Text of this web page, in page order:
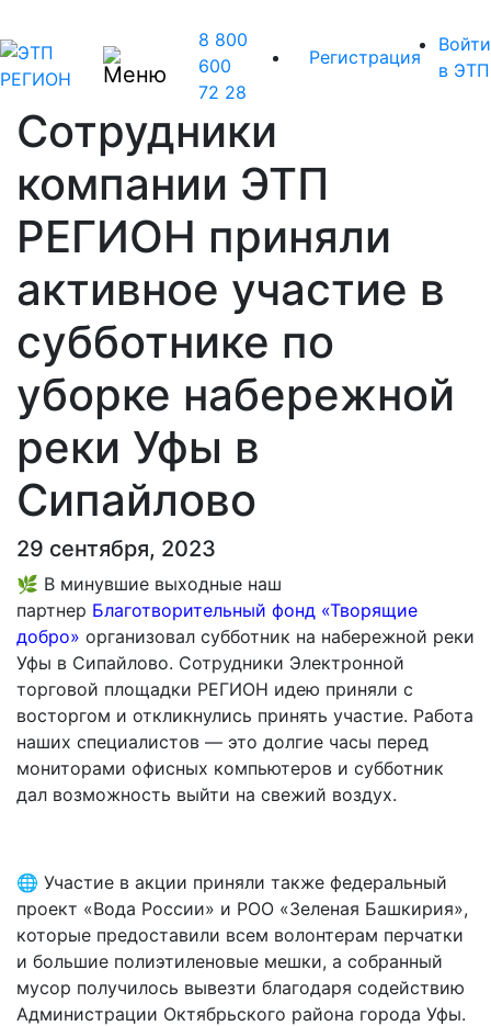
8 800
600
72 28
Регистрация
Войти
в ЭТП
Сотрудники
компании ЭТП
РЕГИОН приняли
активное участие в
субботнике по
уборке набережной
реки Уфы в
Сипайлово
29 сентября, 2023
🌿 В минувшие выходные наш
партнер Благотворительный фонд «Творящие
добро» организовал субботник на набережной реки
Уфы в Сипайлово. Сотрудники Электронной
торговой площадки РЕГИОН идею приняли с
восторгом и откликнулись принять участие. Работа
наших специалистов — это долгие часы перед
мониторами офисных компьютеров и субботник
дал возможность выйти на свежий воздух.
🌐 Участие в акции приняли также федеральный
проект «Вода России» и РОО «Зеленая Башкирия»,
которые предоставили всем волонтерам перчатки
и большие полиэтиленовые мешки, а собранный
мусор получилось вывезти благодаря содействию
Администрации Октябрьского района города Уфы.